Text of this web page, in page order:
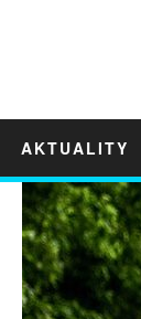
AKTUALITY